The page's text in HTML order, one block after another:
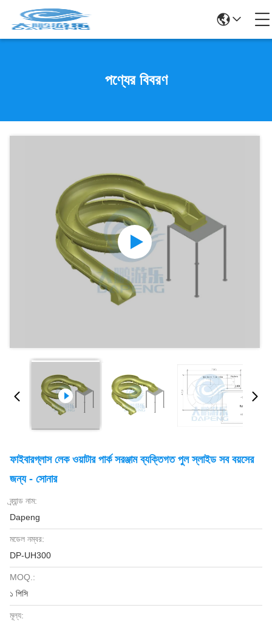
পণ্যের বিবরণ
ফাইবারগ্লাস লেক ওয়াটার পার্ক সরঞ্জাম ব্যক্তিগত পুল স্লাইড সব বয়সের
জন্য - সোনার
ব্র্যান্ড নাম:
Dapeng
মডেল নম্বর:
DP-UH300
MOQ.:
১ পিসি
মূল্য: